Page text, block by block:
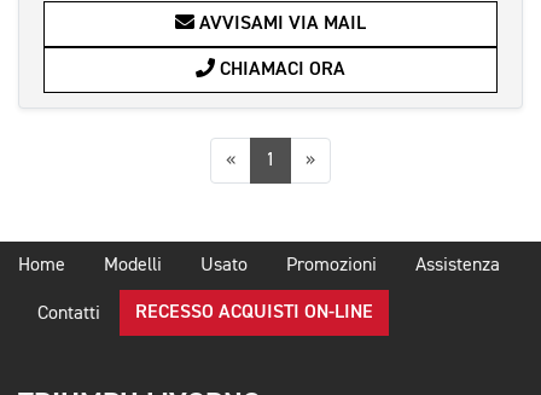
AVVISAMI VIA MAIL
CHIAMACI ORA
«Precedente
1 »Successiva
Home Modelli Usato Promozioni Assistenza
Contatti RECESSO ACQUISTI ON-LINE